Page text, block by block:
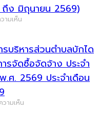
ถึง มิถุนายน 2569)
ามเห็น
รบริหารส่วนตำบลบักได
รจัดซื้อจัดจ้าง ประจำ
ศ. 2569 ประจำเดือน
วามเห็น